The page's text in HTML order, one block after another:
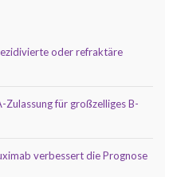
oder refraktäre
Zulassung für großzelliges B-
verbessert die Prognose